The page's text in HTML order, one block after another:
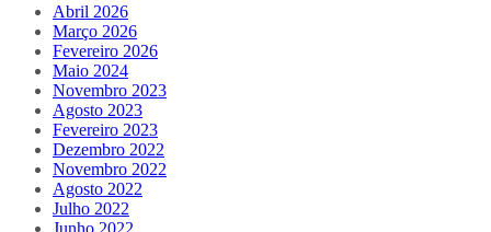
Abril 2026
Março 2026
Fevereiro 2026
Maio 2024
Novembro 2023
Agosto 2023
Fevereiro 2023
Dezembro 2022
Novembro 2022
Agosto 2022
Julho 2022
Junho 2022